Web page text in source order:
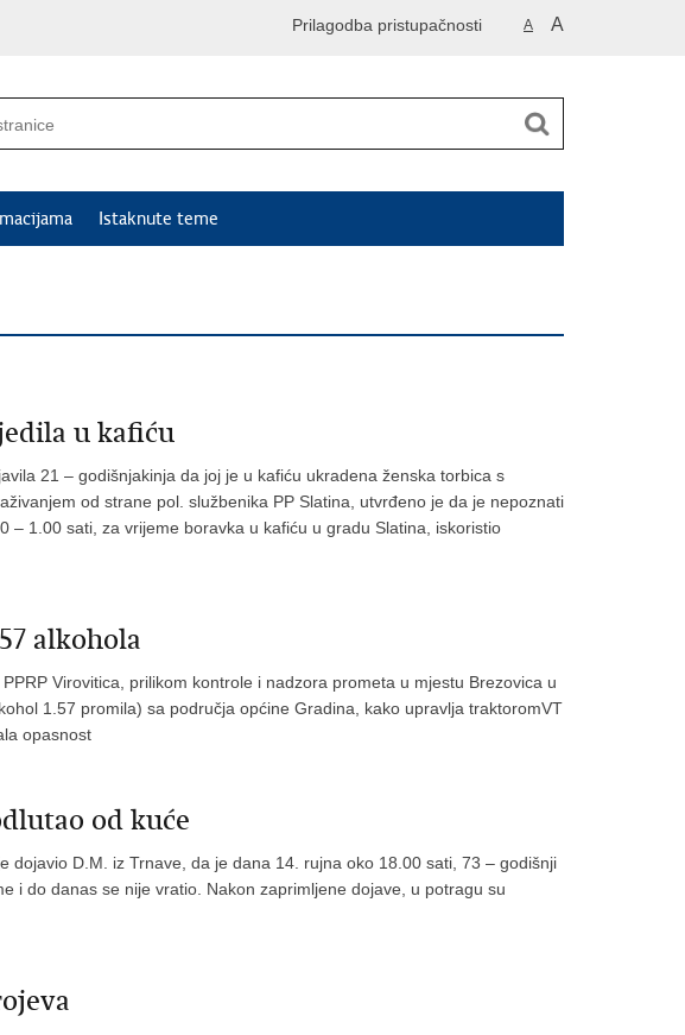
A A
Prilagodba pristupačnosti
Istaknute teme
u kafiću
21 – godišnjakinja da joj je u kafiću ukradena ženska torbica s
od strane pol. službenika PP Slatina, utvrđeno je da je nepoznati
– 1.00 sati, za vrijeme boravka u kafiću u gradu Slatina, iskoristio
alkohola
Virovitica, prilikom kontrole i nadzora prometa u mjestu Brezovica u
1.57 promila) sa područja općine Gradina, kako upravlja traktoromVT
opasnost
od kuće
dojavio D.M. iz Trnave, da je dana 14. rujna oko 18.00 sati, 73 – godišnji
i do danas se nije vratio. Nakon zaprimljene dojave, u potragu su